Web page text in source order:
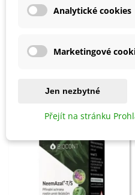
přihnojovat ji můžete
Analytické cookies
Marketingové
Jen nezbytné
Přejít na stránku